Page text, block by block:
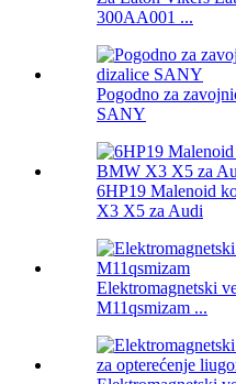
300AA001 ...
Pogodno za
SANY
6HP19 Malenoid
X3 X5 za Audi
Elektromagnetski
M11qsmizam ...